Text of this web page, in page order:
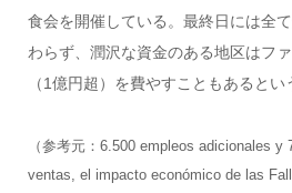
食会を開催している。最終日には全
わらず、潤沢な資金のある地区はフ
（1億円超）を費やすこともあるとい
（参考元：6.500 empleos adicionales
ventas, el impacto económico de las